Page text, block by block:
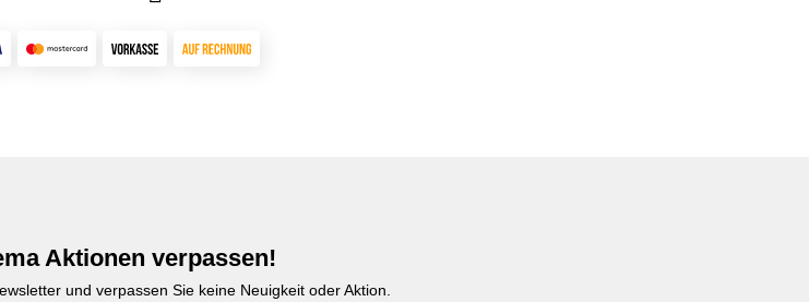
Aktionen verpassen!
und verpassen Sie keine Neuigkeit oder Aktion.